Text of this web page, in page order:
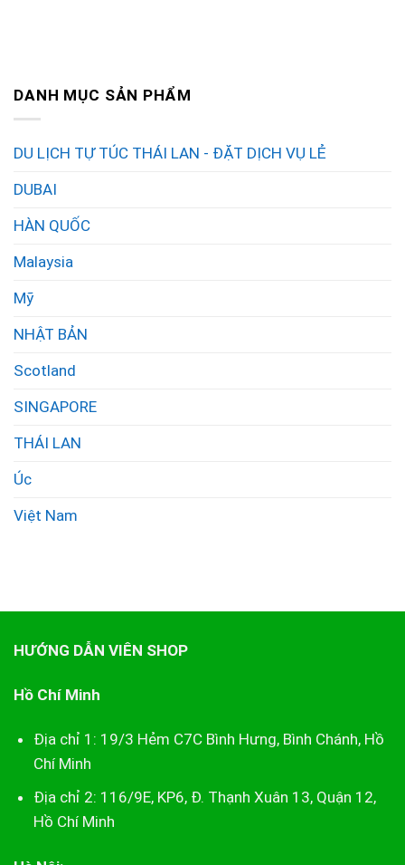
DANH MỤC SẢN PHẨM
DU LỊCH TỰ TÚC THÁI LAN - ĐẶT DỊCH VỤ LẺ
DUBAI
HÀN QUỐC
Malaysia
Mỹ
NHẬT BẢN
Scotland
SINGAPORE
THÁI LAN
Úc
Việt Nam
HƯỚNG DẪN VIÊN SHOP
Hồ Chí Minh
Địa chỉ 1: 19/3 Hẻm C7C Bình Hưng, Bình Chánh, Hồ
Chí Minh
Địa chỉ 2: 116/9E, KP6, Đ. Thạnh Xuân 13, Quận 12,
Hồ Chí Minh